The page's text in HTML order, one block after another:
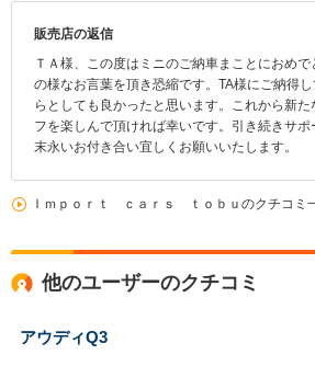
販売店の返信
ＴＡ様、この度はミニのご納車まことにおめ
の様なお言葉を頂き恐縮です。TA様にご納得
らとしても良かったと思います。これから新
フを楽しんで頂ければ幸いです。引き続きサ
末永いお付き合い宜しくお願いいたします。
Ｉｍｐｏｒｔ ｃａｒｓ ｔｏｂｕのクチコミ
他のユーザーのクチコミ
アウディQ3